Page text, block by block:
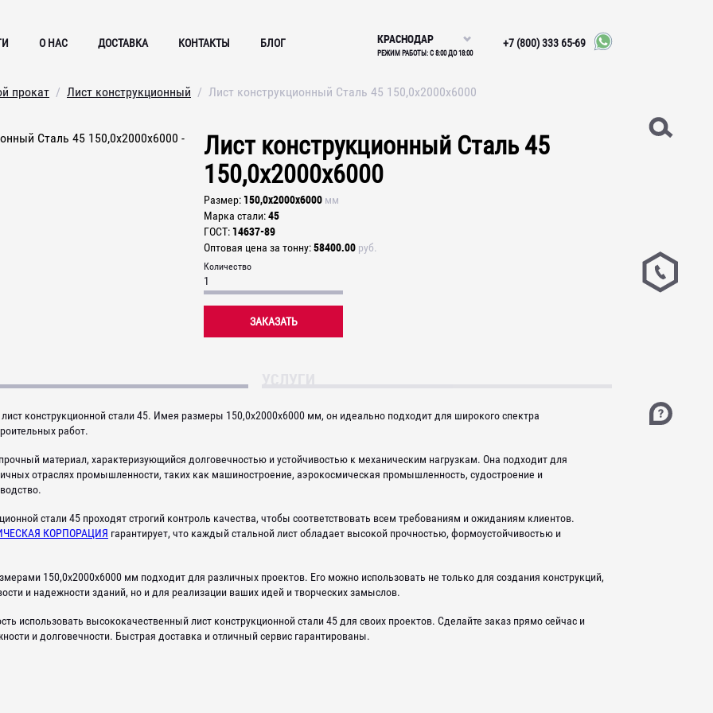
О НАС ДОСТАВКА КОНТАКТЫ БЛОГ КРАСНОДАР
РЕЖИМ РАБОТЫ: С 8:00 ДО 18:00
+7 (800) 333 65-69
прокат Лист конструкционный Лист конструкционный Сталь 45 150,0х2000х6000
Лист конструкционный Сталь 45
150,0х2000х6000
Размер 150,0х2000х6000 мм
Марка стали 45
ГОСТ 14637-89
Оптовая цена за тонну 58400.00 руб.
Количество
ЗАКАЗАТЬ
конструкционной стали 45. Имея размеры 150,0x2000x6000 мм, он идеально подходит для широкого спектра
работ.
материал, характеризующийся долговечностью и устойчивостью к механическим нагрузкам. Она подходит для
отраслях промышленности, таких как машиностроение, аэрокосмическая промышленность, судостроение и
стали 45 проходят строгий контроль качества, чтобы соответствовать всем требованиям и ожиданиям клиентов.
КОРПОРАЦИЯ гарантирует, что каждый стальной лист обладает высокой прочностью, формоустойчивостью и
150,0x2000x6000 мм подходит для различных проектов. Его можно использовать не только для создания конструкций,
и надежности зданий, но и для реализации ваших идей и творческих замыслов.
использовать высококачественный лист конструкционной стали 45 для своих проектов. Сделайте заказ прямо сейчас и
и долговечности. Быстрая доставка и отличный сервис гарантированы.